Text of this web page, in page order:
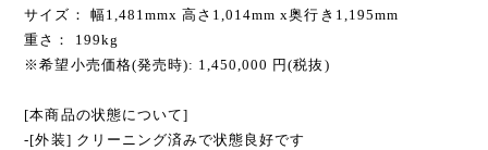
サイズ： 幅1,481mmx 高さ1,014mm x奥行き1,195mm
重さ： 199kg
※希望小売価格(発売時): 1,450,000 円(税抜)
[本商品の状態について]
-[外装] クリーニング済みで状態良好です